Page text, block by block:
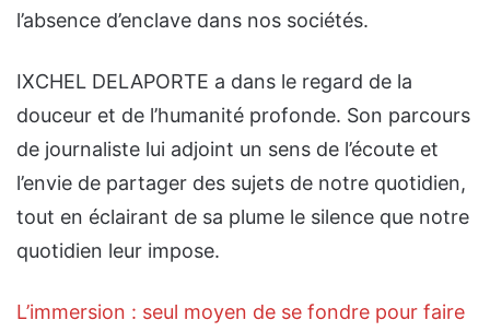
l’absence d’enclave dans nos sociétés.
IXCHEL DELAPORTE a dans le regard de la
douceur et de l’humanité profonde. Son parcours
de journaliste lui adjoint un sens de l’écoute et
l’envie de partager des sujets de notre quotidien,
tout en éclairant de sa plume le silence que notre
quotidien leur impose.
L’immersion : seul moyen de se fondre pour faire